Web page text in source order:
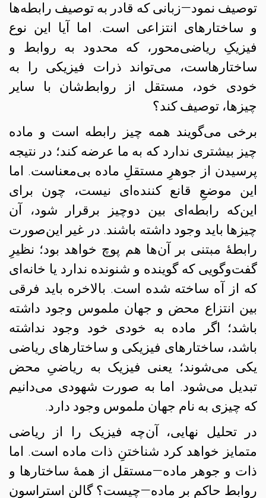
توصیف نمود—زبانی که قادر به توصیف رابطه‌ها
و ساختارهای انتزاعی است. اما آیا این نوع
فیزیکِ ریاضی‌محور، که محدود به روابط و
ساختارهاست، می‌تواند ذرات فیزیکی را به
خودی خود، مستقل از روابط‌شان با سایر
چیزها، توصیف کند؟
برخی می‌گویند همه چیز رابطه است و ماده
چیز بیشتری ندارد که به ما عرضه کند؛ در نتیجه
پرسیدن از جوهرِ مستقلِ ماده بی‌معناست. اما
این موضعِ قانع کننده‌ای نیست، چون برای
این‌که رابطه‌ای بین دوچیز برقرار شود، آن‌
چیزها باید وجود داشته باشند. در غیر این‌صورت
رابطهٔ مبتنی بر آن‌ها هم پوچ خواهد بود؛ نظیرِ
گفت‌و‌گویی که گوینده و شنونده ندارد یا خانه‌ای
که از آه ساخته شده است. بالاخره باید فرقی
بین انتزاع محض و جهان ملموس وجود داشته
باشد؛ اگر ماده به خودی خود وجود نداشته
باشد، ساختارهای فیزیکی و ساختارهای ریاضی
یکی می‌شوند؛ یعنی فیزیک به ریاضیِ محض
تبدیل می‌شود. اما به صورت شهودی می‌دانیم
که چیزی به نام جهان ملموس وجود دارد.
در تحلیل نهایی، آن‌چه فیزیک را از ریاضی
متمایز خواهد کرد شناختنِ ذات ماده است. اما
ذات و جوهر ماده—مستقل از همهٔ ساختارها و
روابط حاکم بر ماده—چیست؟ گالن استراسون